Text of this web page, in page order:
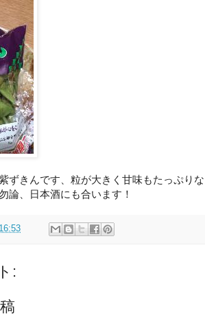
ずきんです、粒が大きく甘味もたっぷりな
論、日本酒にも合います！
16:53
: